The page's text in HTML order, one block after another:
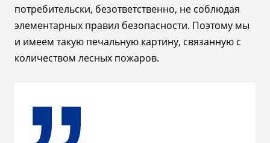
потребительски, безответственно, не соблюдая
элементарных правил безопасности. Поэтому мы
и имеем такую печальную картину, связанную с
количеством лесных пожаров.